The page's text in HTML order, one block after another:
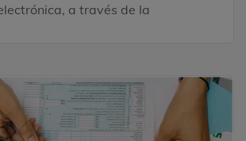
a través de la